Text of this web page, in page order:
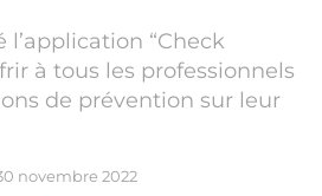
l’application “Check
à tous les professionnels
de prévention sur leur
novembre 2022